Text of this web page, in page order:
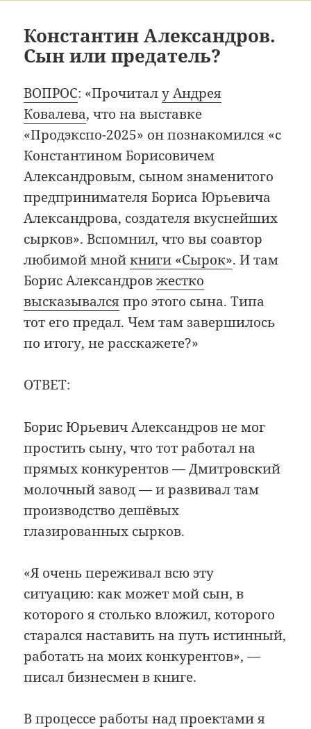
Константин Александров.
Сын или предатель?
ВОПРОС: «Прочиталу Андрея
Ковалева, что на выставке
«Продэкспо-2025» он познакомился «с
Константином Борисовичем
Александровым, сыном знаменитого
предпринимателя Бориса Юрьевича
Александрова, создателя вкуснейших
сырков». Вспомнил, что вы соавтор
любимой мнойкниги «Сырок». И там
Борис Александровжестко
высказывалсяпро этого сына. Типа
тот его предал. Чем там завершилось
по итогу, не расскажете?»
ОТВЕТ:
Борис Юрьевич Александров не мог
простить сыну, что тот работал на
прямых конкурентов — Дмитровский
молочный завод — и развивал там
производство дешёвых
глазированных сырков.
«Я очень переживал всю эту
ситуацию: как может мой сын, в
которого я столько вложил, которого
старался наставить на путь истинный,
работать на моих конкурентов», —
писал бизнесмен в книге.
В процессе работы над проектами я